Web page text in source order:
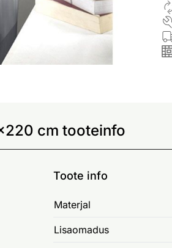
cm tooteinfo
Toote info
Materjal
Lisaomadus